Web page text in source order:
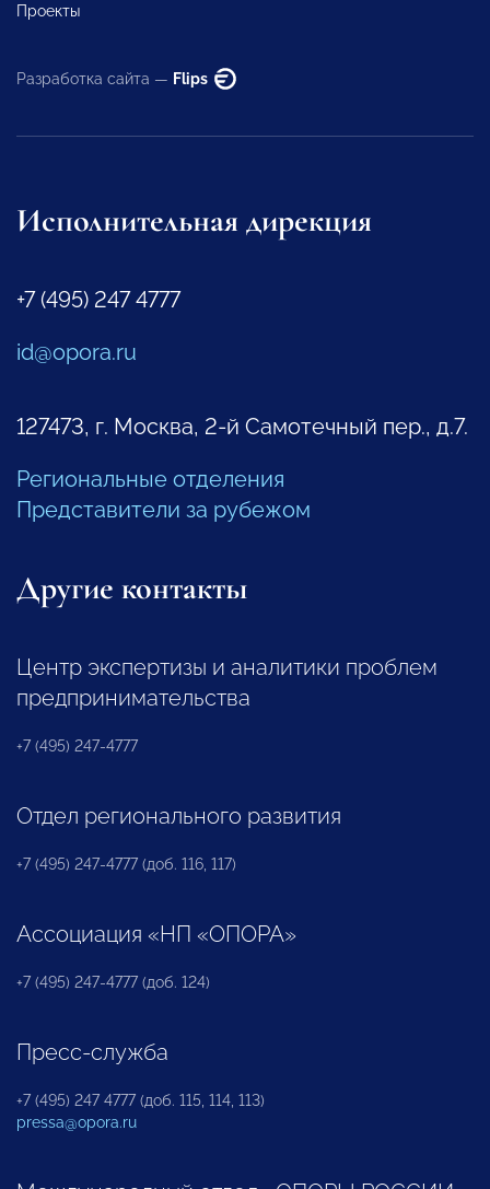
Проекты
Разработка сайта — Flips
Исполнительная дирекция
+7 (495) 247 4777
id@opora.ru
127473, г. Москва, 2-й Самотечный пер., д.7.
Региональные отделения
Представители за рубежом
Другие контакты
Центр экспертизы и аналитики проблем
предпринимательства
+7 (495) 247-4777
Отдел регионального развития
+7 (495) 247-4777 (доб. 116, 117)
Ассоциация «НП «ОПОРА»
+7 (495) 247-4777 (доб. 124)
Пресс-служба
+7 (495) 247 4777 (доб. 115, 114, 113)
pressa@opora.ru